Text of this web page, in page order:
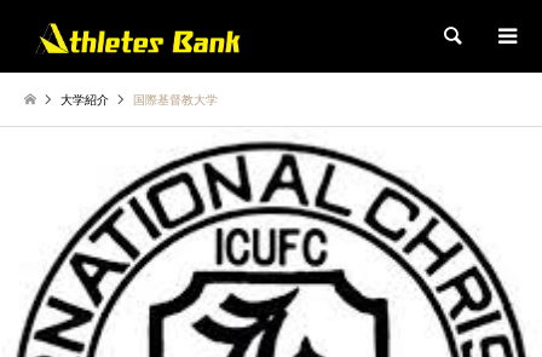
検索
大学紹介 国際基督教大学